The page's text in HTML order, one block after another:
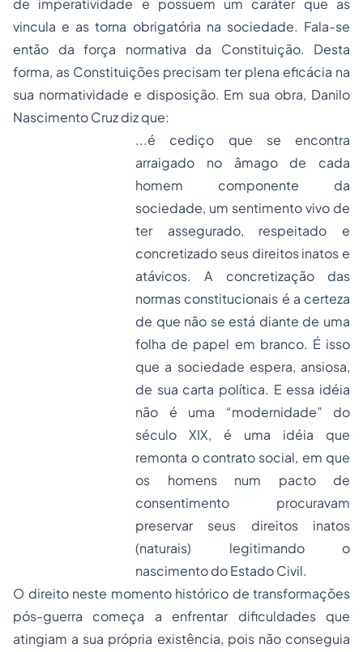
de imperatividade e possuem um caráter que as
vincula e as torna obrigatória na sociedade. Fala-se
então da força normativa da Constituição. Desta
forma, as Constituições precisam ter plena eficácia na
sua normatividade e disposição. Em sua obra, Danilo
Nascimento Cruz diz que:
...é cediço que se encontra
arraigado no âmago de cada
homem componente da
sociedade, um sentimento vivo de
ter assegurado, respeitado e
concretizado seus direitos inatos e
atávicos. A concretização das
normas constitucionais é a certeza
de que não se está diante de uma
folha de papel em branco. É isso
que a sociedade espera, ansiosa,
de sua carta política. E essa idéia
não é uma “modernidade” do
século XIX, é uma idéia que
remonta o contrato social, em que
os homens num pacto de
consentimento procuravam
preservar seus direitos inatos
(naturais) legitimando o
nascimento do Estado Civil.
O direito neste momento histórico de transformações
pós-guerra começa a enfrentar dificuldades que
atingiam a sua própria existência, pois não conseguia